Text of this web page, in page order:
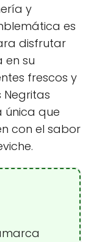
y
es
disfrutar
su
frescos y
única que
con el sabor